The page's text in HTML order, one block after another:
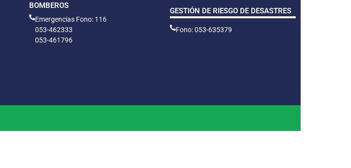
BOMBEROS
Emergencias Fono: 116
053-462333
053-461796
GESTIÓN DE RIESGO DE DESASTRES
Fono: 053-635379